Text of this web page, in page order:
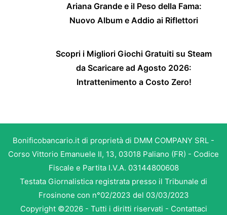
Ariana Grande e il Peso della Fama:
Nuovo Album e Addio ai Riflettori
Scopri i Migliori Giochi Gratuiti su Steam
da Scaricare ad Agosto 2026:
Intrattenimento a Costo Zero!
Bonificobancario.it di proprietà di DMM COMPANY SRL -
Corso Vittorio Emanuele II, 13, 03018 Paliano (FR) - Codice
Fiscale e Partita I.V.A. 03144800608
Testata Giornalistica registrata presso il Tribunale di
Frosinone con n°02/2023 del 03/03/2023
Copyright ©2026 - Tutti i diritti riservati - Contattaci